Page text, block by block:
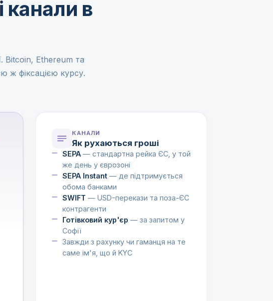
канали в
Bitcoin, Ethereum та
ж фіксацією курсу.
КАНАЛИ
Як рухаються гроші
SEPA— стандартна рейка ЄС, у той
же день у єврозоні
SEPA Instant— де підтримується
обома банками
SWIFT — USD-перекази та поза-ЄС
контрагенти
Готівковий кур'єр — за запитом у
Софії
Завжди з рахунку чи гаманця на те
саме ім'я, що й KYC